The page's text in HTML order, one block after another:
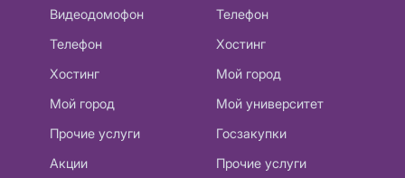
Видеодомофон
Телефон
Хостинг
Мой город
Прочие услуги
Акции
Телефон
Хостинг
Мой город
Мой университет
Госзакупки
Прочие услуги